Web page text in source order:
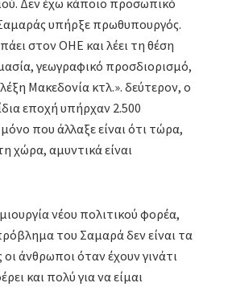
υπήρξε πρωθυπουργός.
στον ΟΗΕ και λέει τη θέση
γεωγραφικό προσδιορισμό,
Μακεδονία κτλ.». δεύτερον, ο
εποχή υπήρχαν 2.500
που άλλαξε είναι ότι τώρα,
χώρα, αμυντικά είναι
νέου πολιτικού φορέα,
του Σαμαρά δεν είναι τα
άνθρωποι όταν έχουν γινάτι
και πολύ για να είμαι